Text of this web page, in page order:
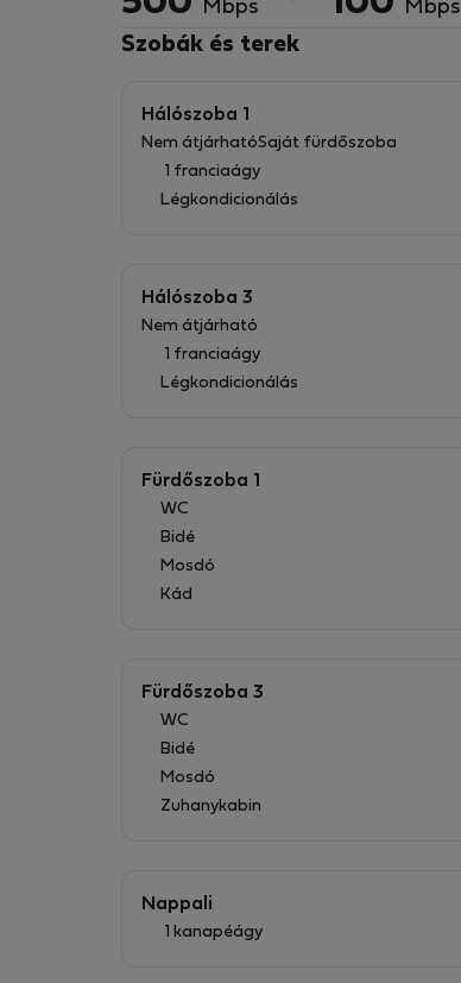
Mbps Mbps
Szobák és terek
Hálószoba 1
Nem átjárhatóSaját fürdőszoba
1 franciaágy
Légkondicionálás
Hálószoba 3
Nem átjárható
1 franciaágy
Légkondicionálás
Fürdőszoba 1
WC
Bidé
Mosdó
Kád
Fürdőszoba 3
WC
Bidé
Mosdó
Zuhanykabin
Nappali
1 kanapéágy